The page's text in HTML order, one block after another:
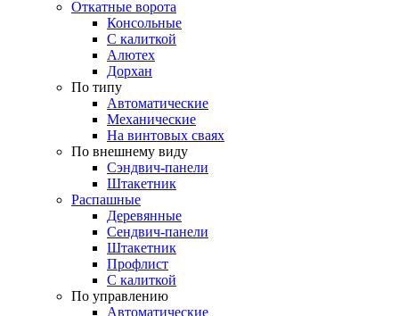
Откатные ворота
Консольные
С калиткой
Алютех
Дорхан
По типу
Автоматические
Механические
На винтовых сваях
По внешнему виду
Сэндвич-панели
Штакетник
Распашные
Деревянные
Сендвич-панели
Штакетник
Профлист
С калиткой
По управлению
Автоматические